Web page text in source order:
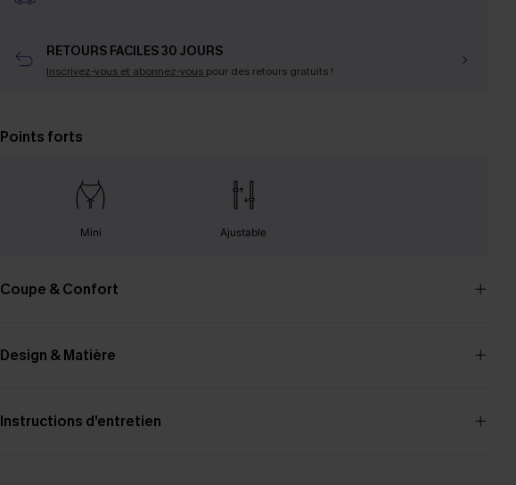
RETOURS FACILES 30 JOURS
Inscrivez-vous et abonnez-vous pour des retours gratuits !
Points forts
Mini Ajustable
Coupe & Confort
Design & Matière
Instructions d’entretien